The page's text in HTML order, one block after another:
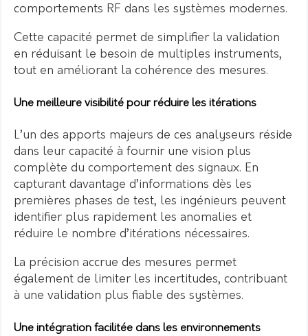
comportements RF dans les systèmes modernes.
Cette capacité permet de simplifier la validation
en réduisant le besoin de multiples instruments,
tout en améliorant la cohérence des mesures.
Une meilleure visibilité pour réduire les itérations
L’un des apports majeurs de ces analyseurs réside
dans leur capacité à fournir une vision plus
complète du comportement des signaux. En
capturant davantage d’informations dès les
premières phases de test, les ingénieurs peuvent
identifier plus rapidement les anomalies et
réduire le nombre d’itérations nécessaires.
La précision accrue des mesures permet
également de limiter les incertitudes, contribuant
à une validation plus fiable des systèmes.
Une intégration facilitée dans les environnements